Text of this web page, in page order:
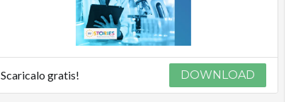
Scaricalo gratis! DOWNLOAD